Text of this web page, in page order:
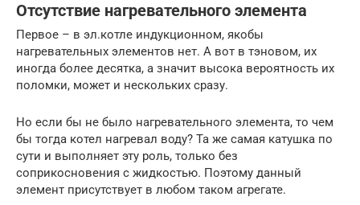
Отсутствие нагревательного элемента
Первое – в эл.котле индукционном, якобы
нагревательных элементов нет. А вот в тэновом, их
иногда более десятка, а значит высока вероятность их
поломки, может и нескольких сразу.
Но если бы не было нагревательного элемента, то чем
бы тогда котел нагревал воду? Та же самая катушка по
сути и выполняет эту роль, только без
соприкосновения с жидкостью. Поэтому данный
элемент присутствует в любом таком агрегате.